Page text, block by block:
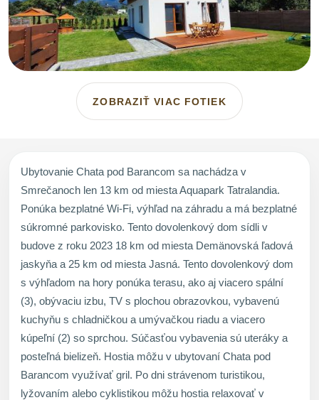
ZOBRAZIŤ VIAC FOTIEK
Ubytovanie Chata pod Barancom sa nachádza v
Smrečanoch len 13 km od miesta Aquapark Tatralandia.
Ponúka bezplatné Wi-Fi, výhľad na záhradu a má bezplatné
súkromné parkovisko. Tento dovolenkový dom sídli v
budove z roku 2023 18 km od miesta Demänovská ľadová
jaskyňa a 25 km od miesta Jasná. Tento dovolenkový dom
s výhľadom na hory ponúka terasu, ako aj viacero spální
(3), obývaciu izbu, TV s plochou obrazovkou, vybavenú
kuchyňu s chladničkou a umývačkou riadu a viacero
kúpeľní (2) so sprchou. Súčasťou vybavenia sú uteráky a
posteľná bielizeň. Hostia môžu v ubytovaní Chata pod
Barancom využívať gril. Po dni strávenom turistikou,
lyžovaním alebo cyklistikou môžu hostia relaxovať v